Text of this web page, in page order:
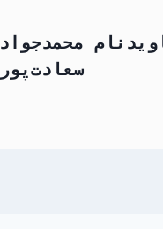
محمدجواد
سعادت‌پور